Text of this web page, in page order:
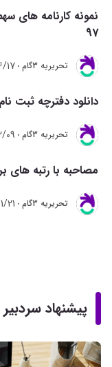
97
تحريريه 3گام 17
دانلود دفترچه ثبت
تحريريه 3گام 09
مصاحبه با رتبه های
تحريريه 3گام 21
پیشنهاد سردبیر